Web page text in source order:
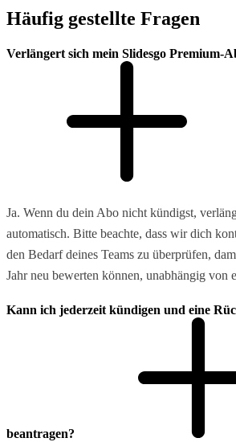
Häufig gestellte Fragen
Verlängert sich mein Slidesgo Premium-
Ja. Wenn du dein Abo nicht kündigst,
automatisch. Bitte beachte, dass wir dich
den Bedarf deines Teams zu überprüfen,
Jahr neu bewerten können, unabhängig von
Kann ich jederzeit kündigen und eine
beantragen?